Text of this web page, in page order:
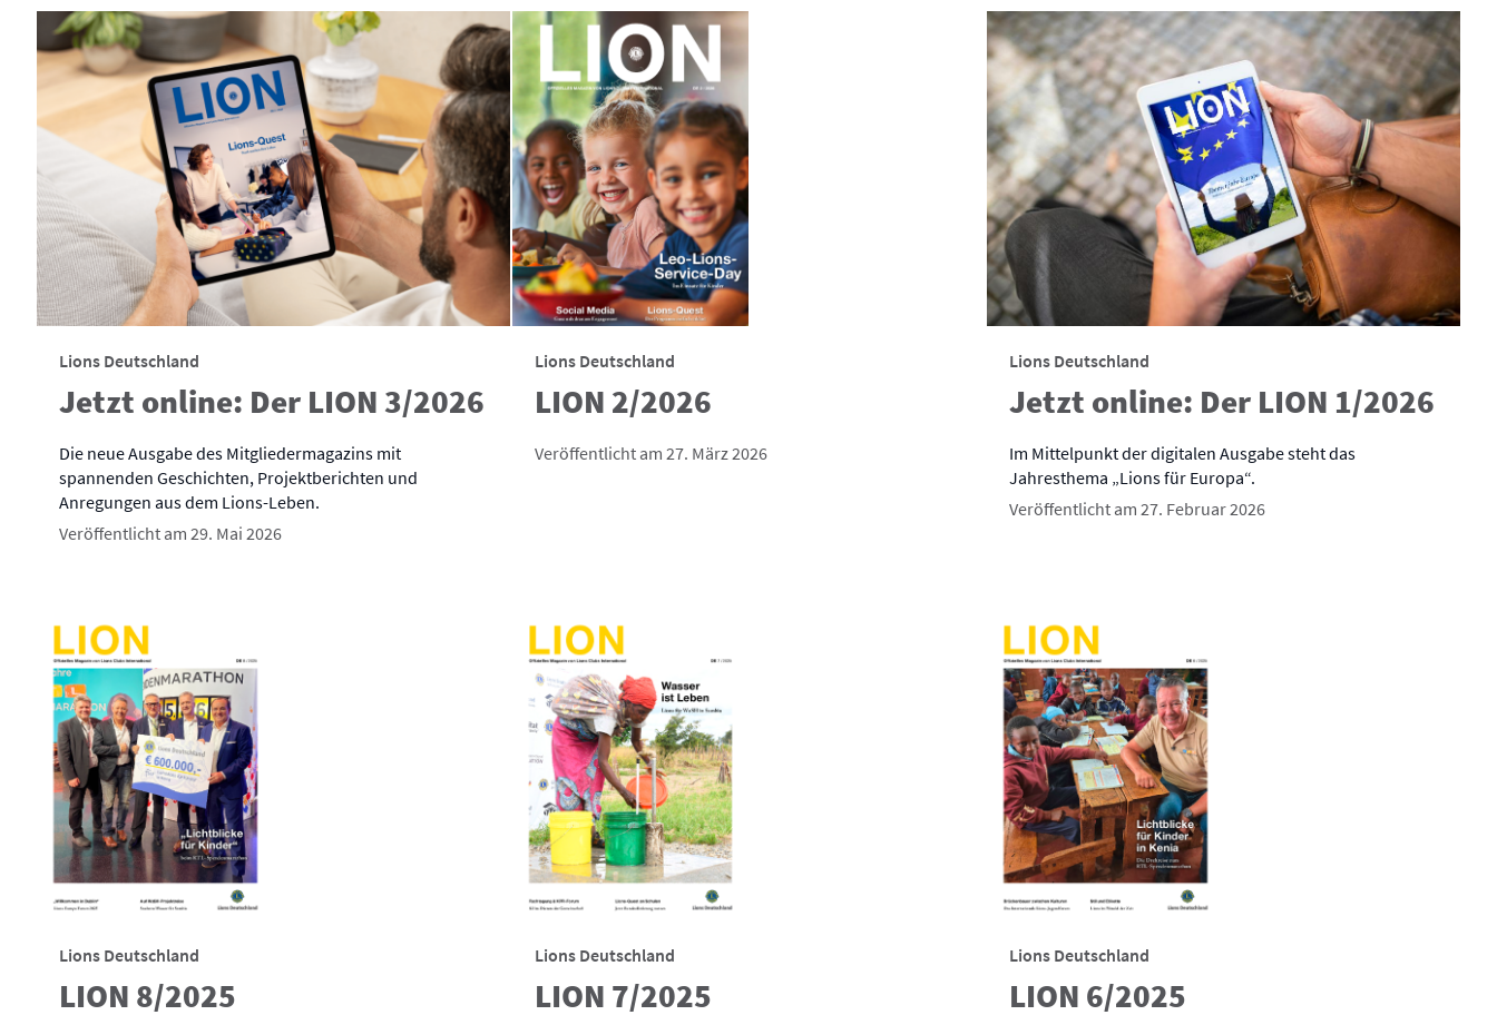
Lions Deutschland
Jetzt online: Der LION 3/2026
Die neue Ausgabe des Mitgliedermagazins mit
spannenden Geschichten, Projektberichten und
Anregungen aus dem Lions-Leben.
Veröffentlicht am 29. Mai 2026
Lions Deutschland
LION 2/2026
Veröffentlicht am 27. März 2026
Lions Deutschland
Jetzt online: Der LION 1/2026
Im Mittelpunkt der digitalen Ausgabe steht das
Jahresthema „Lions für Europa“.
Veröffentlicht am 27. Februar 2026
Lions Deutschland
LION 8/2025
Lions Deutschland
LION 7/2025
Lions Deutschland
LION 6/2025